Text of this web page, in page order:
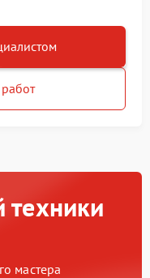
техники
мастера